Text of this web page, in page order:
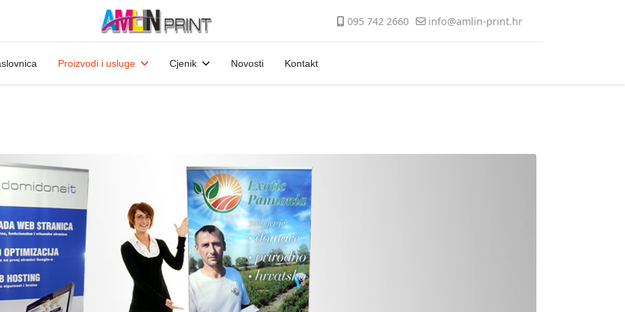
095 742 2660 info@amlin-print.hr
Proizvodi i usluge Cjenik Novosti Kontakt